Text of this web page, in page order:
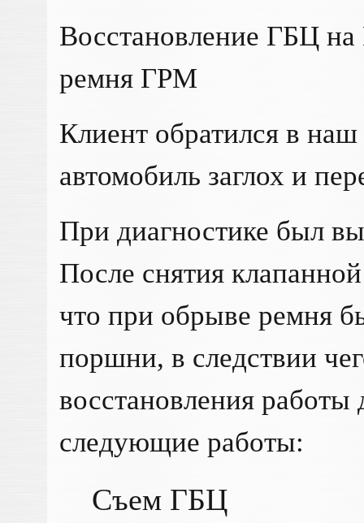
Восстановление ГБЦ
ремня ГРМ
Клиент обратился в наш
автомобиль заглох и
При диагностике был
После снятия
что при обрыве ремня
поршни, в следствии
восстановления
следующие работы:
Съем ГБЦ